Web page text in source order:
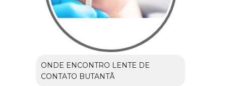
ONDE ENCONTRO LENTE DE
CONTATO BUTANTÃ